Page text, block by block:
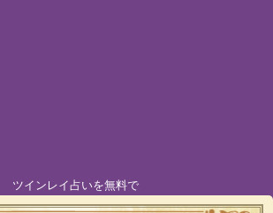
ツインレイ占いを無料で